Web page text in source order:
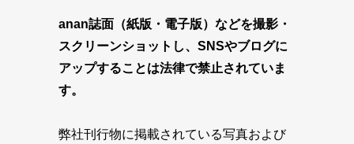
anan誌面（紙版・電子版）などを撮影・
スクリーンショットし、SNSやブログに
アップすることは法律で禁止されていま
す。
弊社刊行物に掲載されている写真および